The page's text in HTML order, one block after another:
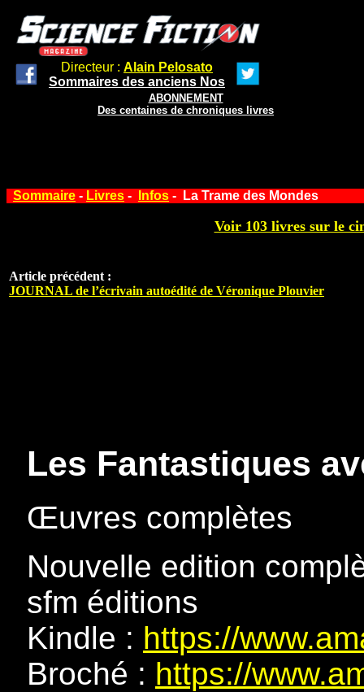
Directeur : Alain Pelosato
Sommaires des anciens Nos
ABONNEMENT
Des centaines de chroniques livres
Sommaire - Livres - Infos - La Trame des Mondes
Voir 103 livres sur le
Article précédent :
JOURNAL de l’écrivain autoédité de Véronique Plouvier
Les Fantastiques
Œuvres complètes
Nouvelle edition
sfm éditions
Kindle : https://
Broché : https://